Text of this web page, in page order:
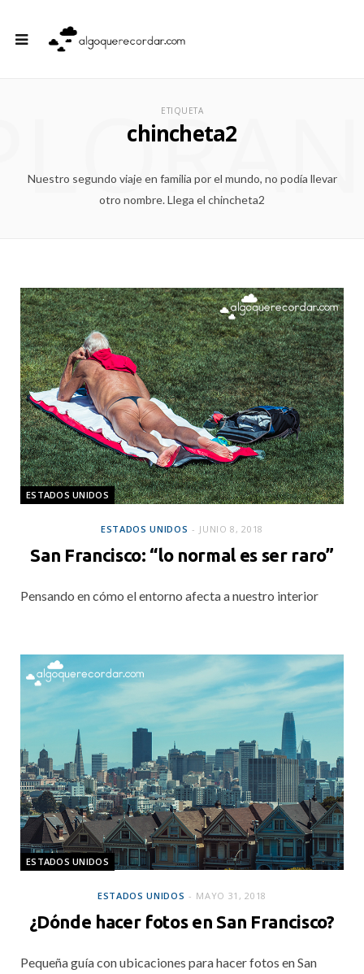
ETIQUETA
chincheta2
Nuestro segundo viaje en familia por el mundo, no podía llevar
otro nombre. Llega el chincheta2
ESTADOS UNIDOS
ESTADOS UNIDOS JUNIO 8, 2018
San Francisco: “lo normal es ser raro”
Pensando en cómo el entorno afecta a nuestro interior
ESTADOS UNIDOS
ESTADOS UNIDOS MAYO 31, 2018
¿Dónde hacer fotos en San Francisco?
Pequeña guía con ubicaciones para hacer fotos en San